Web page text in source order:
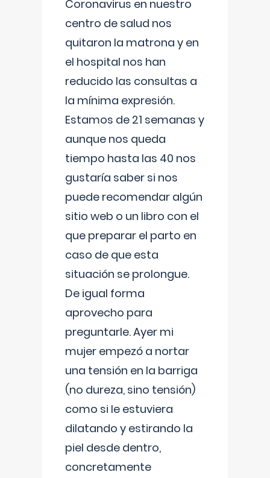
Coronavirus en nuestro
centro de salud nos
quitaron la matrona y en
el hospital nos han
reducido las consultas a
la mínima expresión.
Estamos de 21 semanas y
aunque nos queda
tiempo hasta las 40 nos
gustaría saber si nos
puede recomendar algún
sitio web o un libro con el
que preparar el parto en
caso de que esta
situación se prolongue.
De igual forma
aprovecho para
preguntarle. Ayer mi
mujer empezó a nortar
una tensión en la barriga
(no dureza, sino tensión)
como si le estuviera
dilatando y estirando la
piel desde dentro,
concretamente